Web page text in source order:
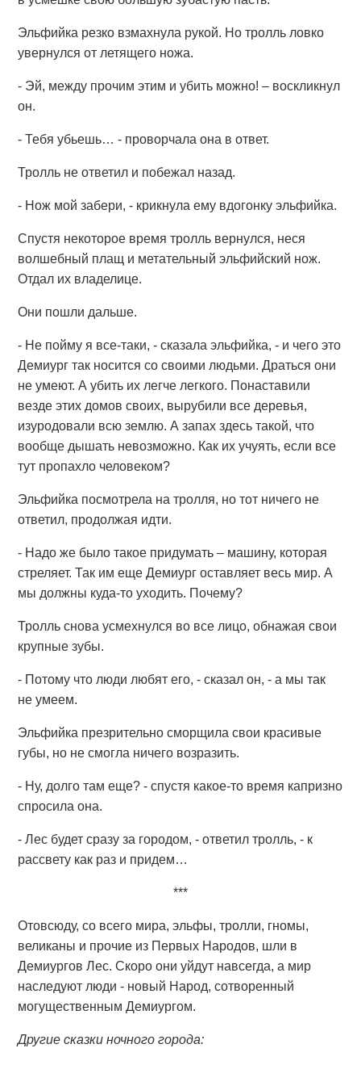
Эльфийка резко взмахнула рукой. Но тролль ловко
увернулся от летящего ножа.
- Эй, между прочим этим и убить можно! – воскликнул
он.
- Тебя убьешь… - проворчала она в ответ.
Тролль не ответил и побежал назад.
- Нож мой забери, - крикнула ему вдогонку эльфийка.
Спустя некоторое время тролль вернулся, неся
волшебный плащ и метательный эльфийский нож.
Отдал их владелице.
Они пошли дальше.
- Не пойму я все-таки, - сказала эльфийка, - и чего это
Демиург так носится со своими людьми. Драться они
не умеют. А убить их легче легкого. Понаставили
везде этих домов своих, вырубили все деревья,
изуродовали всю землю. А запах здесь такой, что
вообще дышать невозможно. Как их учуять, если все
тут пропахло человеком?
Эльфийка посмотрела на тролля, но тот ничего не
ответил, продолжая идти.
- Надо же было такое придумать – машину, которая
стреляет. Так им еще Демиург оставляет весь мир. А
мы должны куда-то уходить. Почему?
Тролль снова усмехнулся во все лицо, обнажая свои
крупные зубы.
- Потому что люди любят его, - сказал он, - а мы так
не умеем.
Эльфийка презрительно сморщила свои красивые
губы, но не смогла ничего возразить.
- Ну, долго там еще? - спустя какое-то время капризно
спросила она.
- Лес будет сразу за городом, - ответил тролль, - к
рассвету как раз и придем…
***
Отовсюду, со всего мира, эльфы, тролли, гномы,
великаны и прочие из Первых Народов, шли в
Демиургов Лес. Скоро они уйдут навсегда, а мир
наследуют люди - новый Народ, сотворенный
могущественным Демиургом.
Другие сказки ночного города: